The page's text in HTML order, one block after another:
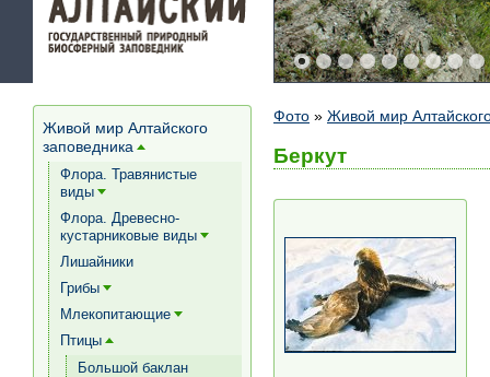
Фото » Живой мир
Беркут
Живой мир Алтайского
заповедника [+]
Флора. Травянистые
виды
Флора. Древесно-
кустарниковые виды
Лишайники
Грибы
Млекопитающие
Птицы [+]
Большой баклан